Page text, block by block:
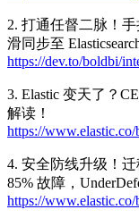
2. 打通任督二脉！
滑同步至
https://dev.to/boldbi/
3. Elastic 变天了？
解读！
https://www.elastic.co/
4. 安全防线升级！
85% 故障，
https://www.elastic.co/